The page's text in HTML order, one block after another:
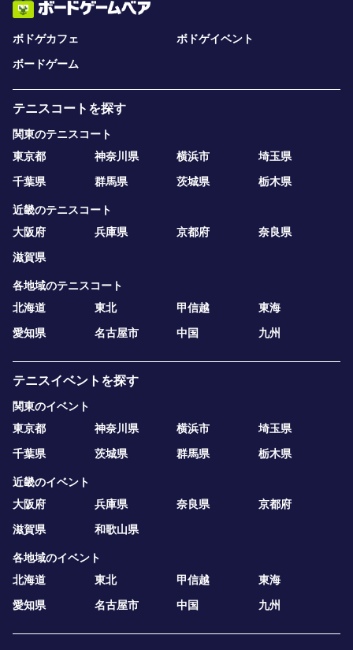
ボドゲカフェ
ボドゲイベント
ボードゲーム
テニスコートを探す
関東のテニスコート
東京都
神奈川県 横浜市
埼玉県
千葉県
群馬県 茨城県 栃木県
近畿のテニスコート
大阪府
兵庫県 京都府
奈良県
滋賀県
各地域のテニスコート
北海道
東北 甲信越
東海
愛知県
名古屋市 中国 九州
テニスイベントを探す
関東のイベント
東京都
神奈川県 横浜市
埼玉県
千葉県
茨城県 群馬県 栃木県
近畿のイベント
大阪府
兵庫県 奈良県
京都府
滋賀県
和歌山県
各地域のイベント
北海道
東北 甲信越
東海
愛知県
名古屋市 中国 九州